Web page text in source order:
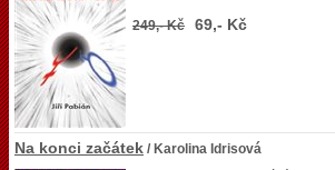
249,- Kč 69,- Kč
Na konci začátek / Karolina Idrisová